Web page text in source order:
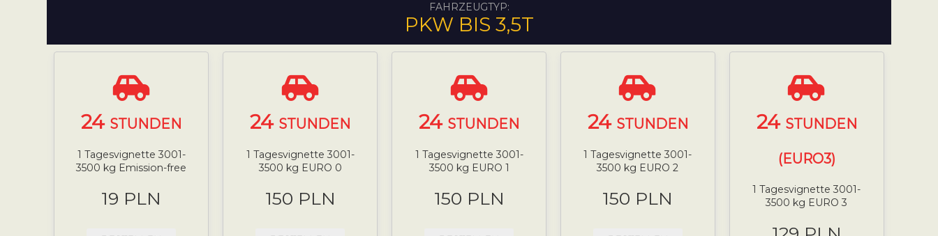
FAHRZEUGTYP:
PKW BIS 3,5T
24 STUNDEN
1 Tagesvignette 3001-
3500 kg Emission-free
19 PLN
24 STUNDEN
1 Tagesvignette 3001-
3500 kg EURO 0
150 PLN
24 STUNDEN
1 Tagesvignette 3001-
3500 kg EURO 1
150 PLN
24 STUNDEN
1 Tagesvignette 3001-
3500 kg EURO 2
150 PLN
24 STUNDEN
(EURO3)
1 Tagesvignette 3001-
3500 kg EURO 3